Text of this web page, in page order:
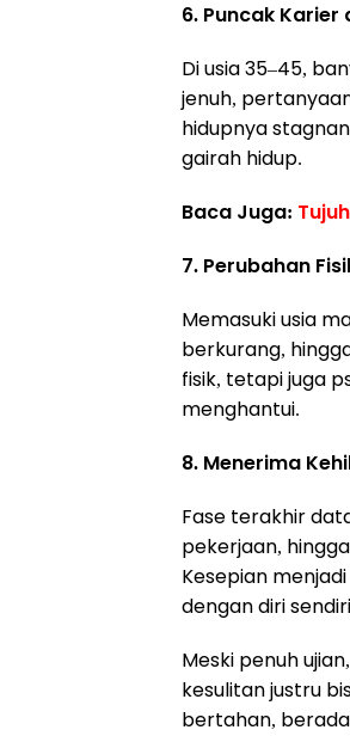
6. Puncak Karier
Di usia 35–45,
jenuh,
hidupnya
gairah hidup.
Baca Juga:
7. Perubahan
Memasuki usia
berkurang,
fisik, tetapi juga
menghantui.
8. Menerima
Fase terakhir
pekerjaan,
Kesepian
dengan diri
Meski penuh
kesulitan justru
bertahan,